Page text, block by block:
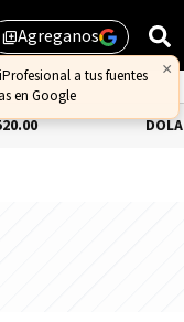
library_addAgreganos
DÓLAR BLUE-